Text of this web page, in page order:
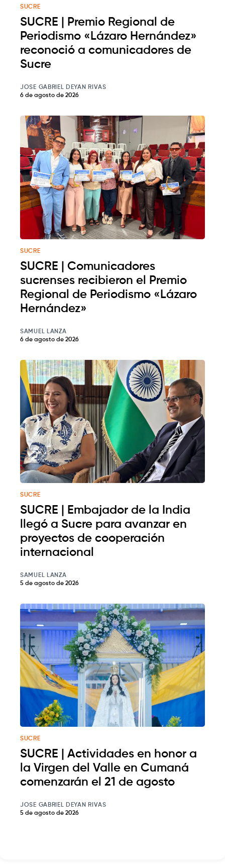
SUCRE
SUCRE | Premio Regional de
Periodismo «Lázaro Hernández»
reconoció a comunicadores de
Sucre
JOSE GABRIEL DEYAN RIVAS
6 de agosto de 2026
SUCRE
SUCRE | Comunicadores
sucrenses recibieron el Premio
Regional de Periodismo «Lázaro
Hernández»
SAMUEL LANZA
6 de agosto de 2026
SUCRE
SUCRE | Embajador de la India
llegó a Sucre para avanzar en
proyectos de cooperación
internacional
SAMUEL LANZA
5 de agosto de 2026
SUCRE
SUCRE | Actividades en honor a
la Virgen del Valle en Cumaná
comenzarán el 21 de agosto
JOSE GABRIEL DEYAN RIVAS
5 de agosto de 2026